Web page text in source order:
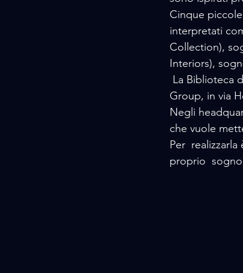
Cinque
interpretati
Collection),
Interiors),
Group, in via
Negli
che vuole
Per
proprio